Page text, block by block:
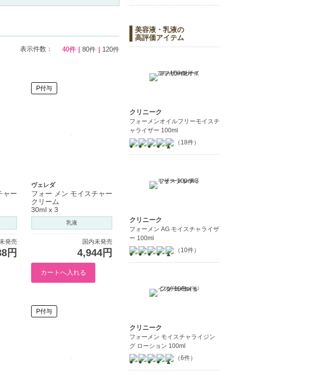
表示件数： 40件 80件 120件
ャー
発売
円
P付与
ヴェレダ
フォー メン モイスチャー
クリーム
30ml x 3
乳液
国内未発売
4,944円
P付与
美容液・乳液の
高評価アイテム
クリニーク
フォーメンオイルフリーモイスチ
ャライザー 100ml
（18件）
クリニーク
フォーメン AG モイスチャライザ
ー 100ml
（10件）
クリニーク
フォーメン モイスチャライジン
グ ローション 100ml
（6件）